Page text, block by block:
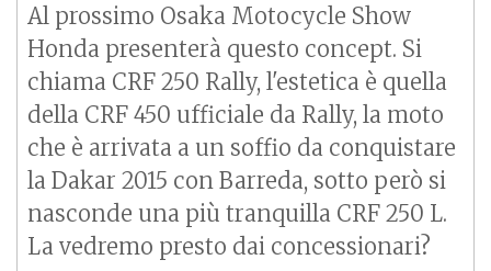
Al prossimo Osaka Motocycle Show
Honda presenterà questo concept. Si
chiama CRF 250 Rally, l'estetica è quella
della CRF 450 ufficiale da Rally, la moto
che è arrivata a un soffio da conquistare
la Dakar 2015 con Barreda, sotto però si
nasconde una più tranquilla CRF 250 L.
La vedremo presto dai concessionari?